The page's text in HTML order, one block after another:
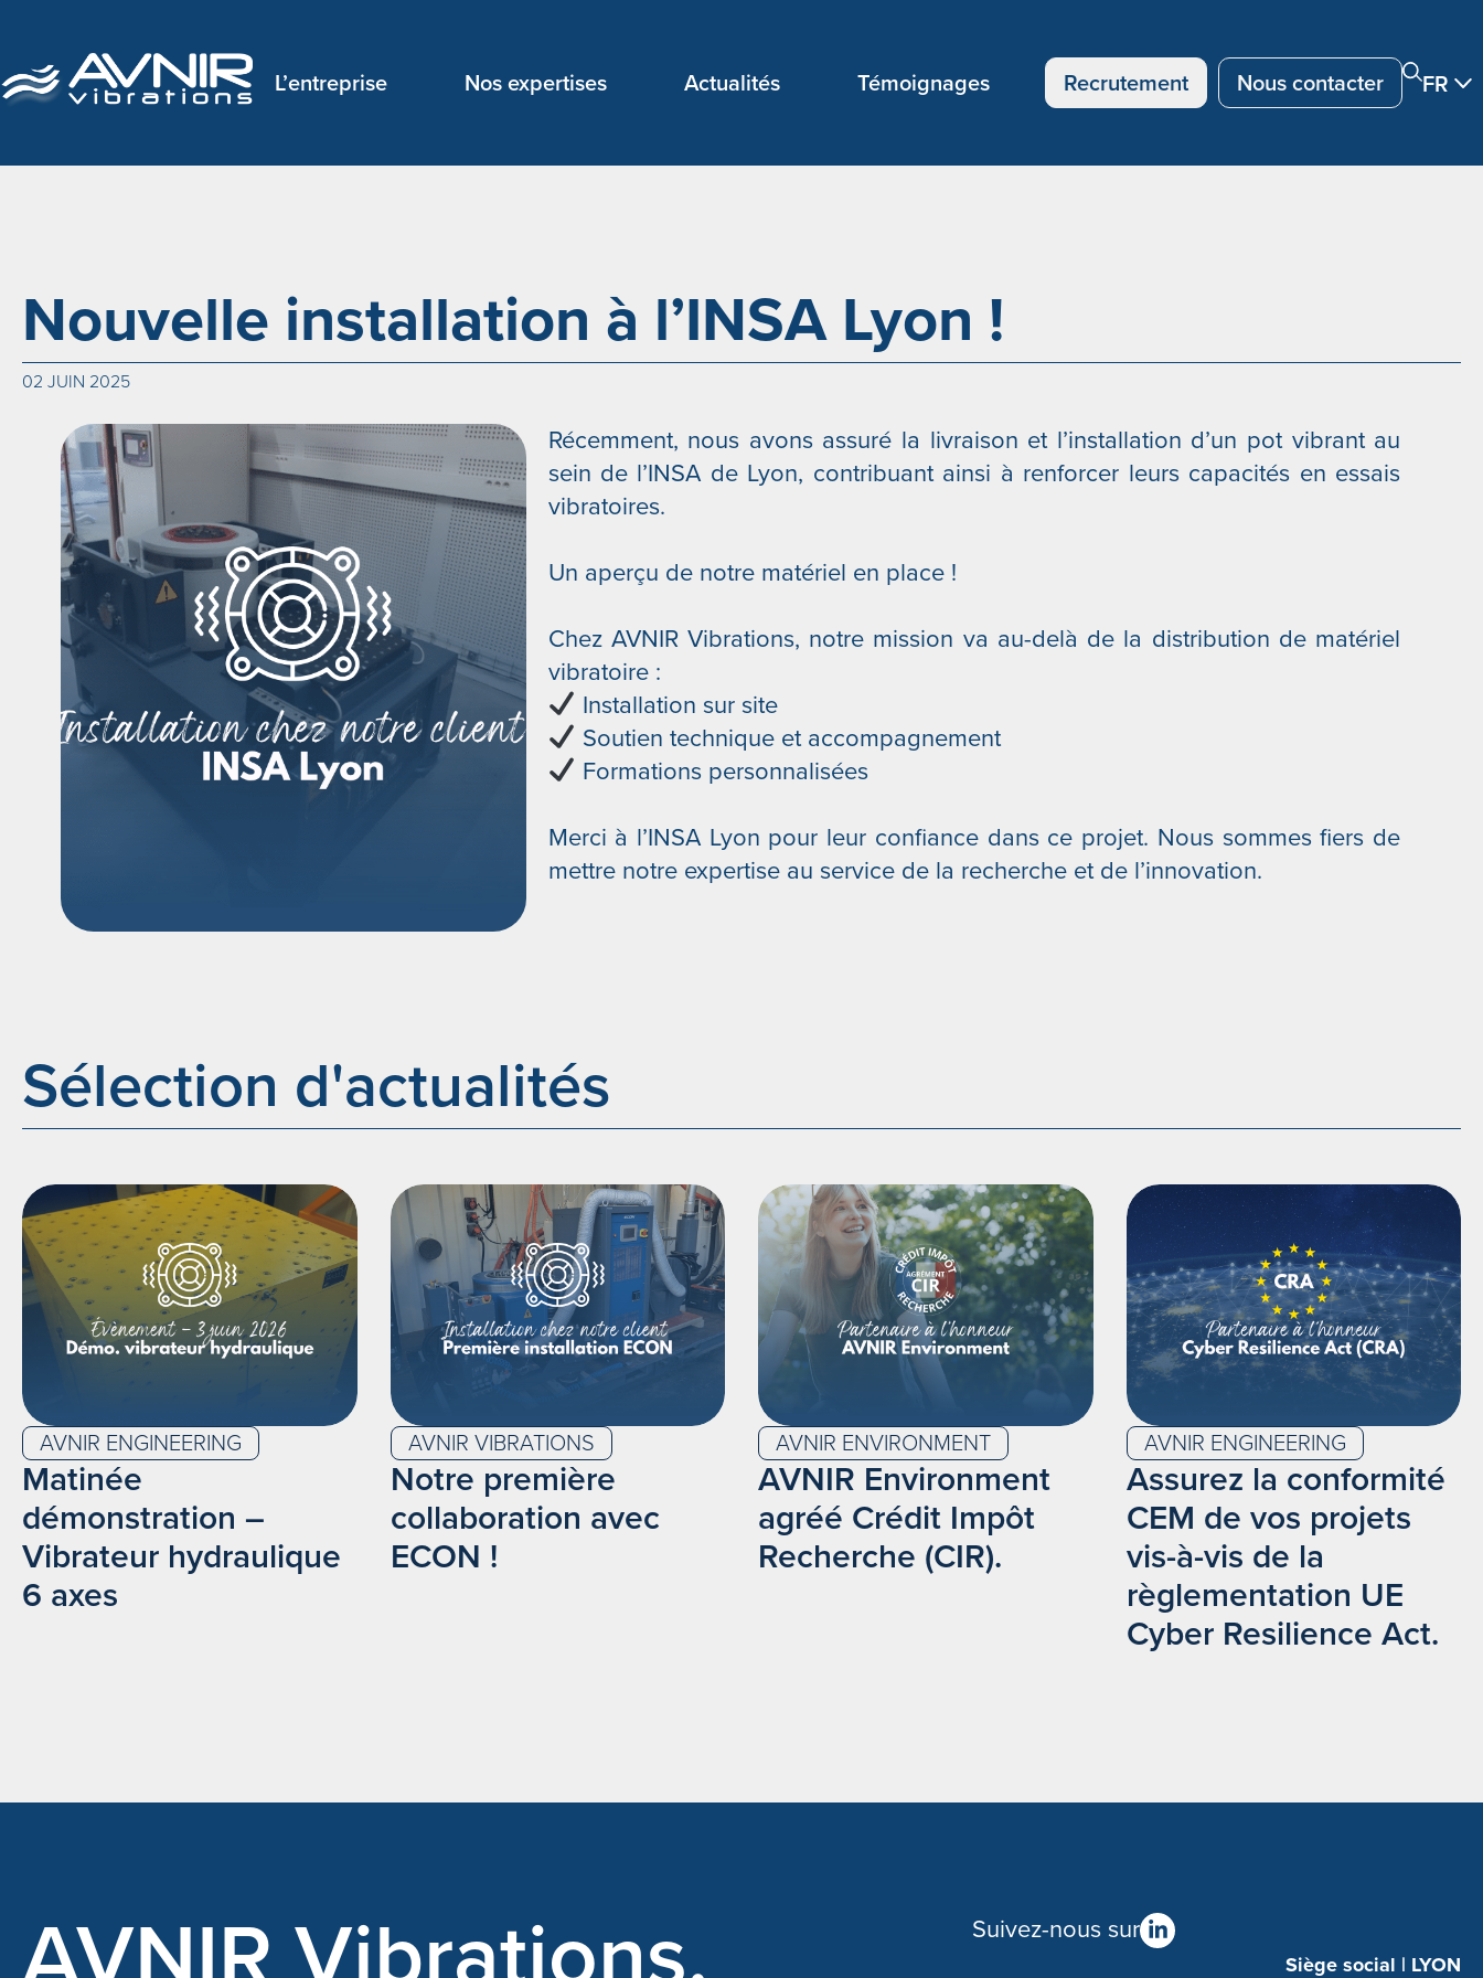
L’entreprise Nos expertises Actualités Témoignages Recrutement Nous contacter FR
Nouvelle installation à l’INSA Lyon !
02 JUIN 2025
Récemment, nous avons assuré la livraison et l’installation d’un pot vibrant au
sein de l’INSA de Lyon, contribuant ainsi à renforcer leurs capacités en essais
vibratoires.
Un aperçu de notre matériel en place !
Chez AVNIR Vibrations, notre mission va au-delà de la distribution de matériel
vibratoire :
Installation sur site
Soutien technique et accompagnement
Formations personnalisées
Merci à l’INSA Lyon pour leur confiance dans ce projet. Nous sommes fiers de
mettre notre expertise au service de la recherche et de l’innovation.
Sélection d'actualités
AVNIR ENGINEERING
Matinée
démonstration –
Vibrateur hydraulique
6 axes
AVNIR VIBRATIONS
Notre première
collaboration avec
ECON !
AVNIR ENVIRONMENT
AVNIR Environment
agréé Crédit Impôt
Recherche (CIR).
AVNIR ENGINEERING
Assurez la conformité
CEM de vos projets
vis-à-vis de la
règlementation UE
Cyber Resilience Act.
Suivez-nous sur
Siège social | LYON